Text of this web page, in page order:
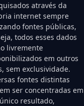
através da
internet sempre
fontes públicas,
todos esses dados
livremente
em outros
sem exclusividade.
fontes distintas
ser concentradas em
resultado,